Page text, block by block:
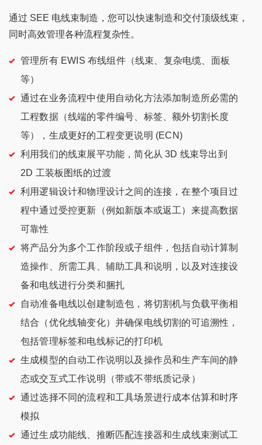
通过 SEE 电线束制造，您可以快速制造和交付顶级线束，
同时高效管理各种流程复杂性。
管理所有 EWIS 布线组件（线束、复杂电缆、面板
等）
通过在业务流程中使用自动化方法添加制造所必需的
工程数据（线端的零件编号、标签、额外切割长度
等），生成更好的工程变更说明 (ECN)
利用我们的线束展平功能，简化从 3D 线束导出到
2D 工装板图纸的过渡
利用逻辑设计和物理设计之间的连接，在整个项目过
程中通过受控更新（例如新版本或返工）来提高数据
可靠性
将产品分为多个工作阶段或子组件，包括自动计算制
造操作、所需工具、辅助工具和说明，以及对连接设
备和电线进行分类和捆扎
自动准备电线以创建制造包，将切割机与负载平衡相
结合（优化线轴变化）并确保电线切割的可追溯性，
包括管理标签和电线标记的打印机
生成模型的自动工作说明以及操作员和生产车间的静
态或交互式工作说明（带或不带纸质记录）
通过选择不同的流程和工具场景进行成本估算和时序
模拟
通过生成功能线、推断匹配连接器和生成线束测试工